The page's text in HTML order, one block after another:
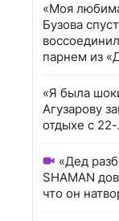
«Моя
Бузова
парнем из
«Я была
Агузарову
отдыхе с
«Дед
SHAMAN
что он